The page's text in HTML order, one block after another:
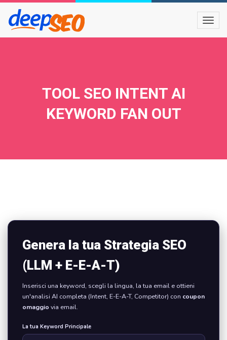
TOOL SEO INTENT AI
KEYWORD FAN OUT
Genera la tua Strategia SEO
(LLM + E-E-A-T)
Inserisci una keyword, scegli la lingua, la tua email e ottieni
un'analisi AI completa (Intent, E-E-A-T, Competitor) con coupon
omaggio via email.
La tua Keyword Principale